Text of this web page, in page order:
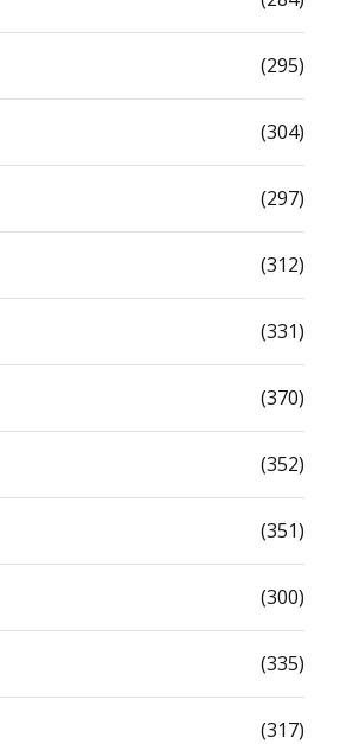
(295)
(304)
(297)
(312)
(331)
(370)
(352)
(351)
(300)
(335)
(317)